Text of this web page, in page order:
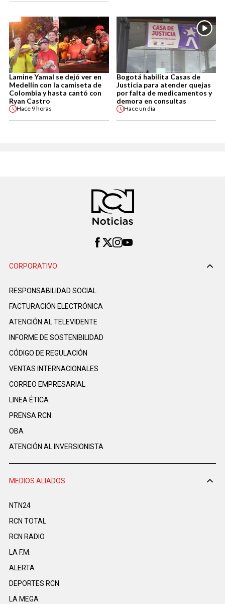
Lamine Yamal se dejó ver en
Medellín con la camiseta de
Colombia y hasta cantó con
Ryan Castro
Hace 9 horas
Bogotá habilita Casas de
Justicia para atender quejas
por falta de medicamentos y
demora en consultas
Haceun día
CORPORATIVO
RESPONSABILIDAD SOCIAL
FACTURACIÓN ELECTRÓNICA
ATENCIÓN AL TELEVIDENTE
INFORME DE SOSTENIBILIDAD
CÓDIGO DE REGULACIÓN
VENTAS INTERNACIONALES
CORREO EMPRESARIAL
LINEA ÉTICA
PRENSA RCN
OBA
ATENCIÓN AL INVERSIONISTA
MEDIOS ALIADOS
NTN24
RCN TOTAL
RCN RADIO
LA F.M.
ALERTA
DEPORTES RCN
LA MEGA